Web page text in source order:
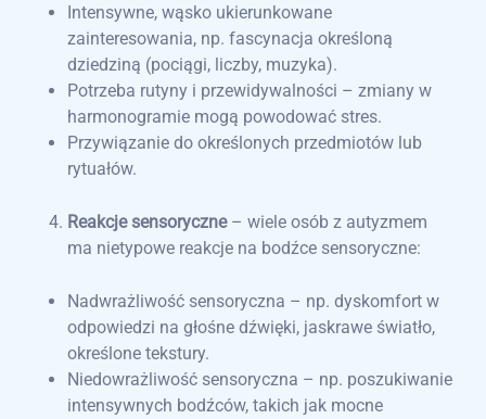
Intensywne, wąsko ukierunkowane
zainteresowania, np. fascynacja określoną
dziedziną (pociągi, liczby, muzyka).
Potrzeba rutyny i przewidywalności – zmiany w
harmonogramie mogą powodować stres.
Przywiązanie do określonych przedmiotów lub
rytuałów.
Reakcje sensoryczne– wiele osób z autyzmem
ma nietypowe reakcje na bodźce sensoryczne:
Nadwrażliwość sensoryczna – np. dyskomfort w
odpowiedzi na głośne dźwięki, jaskrawe światło,
określone tekstury.
Niedowrażliwość sensoryczna – np. poszukiwanie
intensywnych bodźców, takich jak mocne